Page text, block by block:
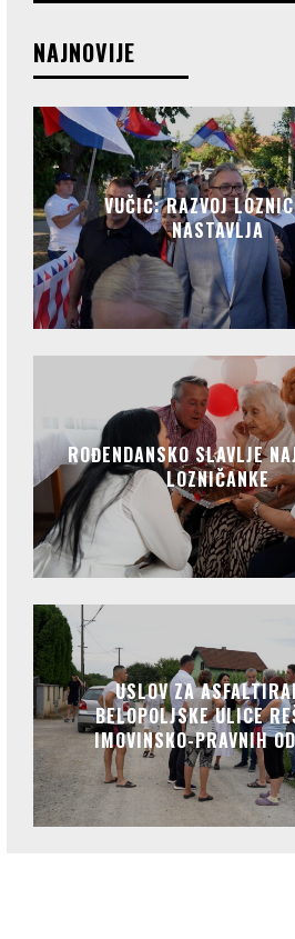
NAJNOVIJE
VUČIĆ: RAZVOJ
NASTAVLJA
ROĐENDANSKO SLAVLJE
LOZNIČANKE
USLOV ZA
BELOPOLJSKE ULICE
IMOVINSKO-PRAVNIH